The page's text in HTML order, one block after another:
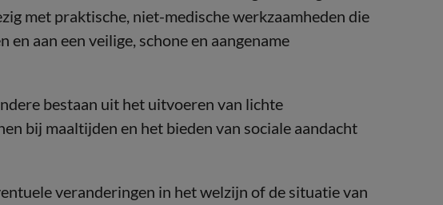
met praktische, niet-medische werkzaamheden die
aan een veilige, schone en aangename
bestaan uit het uitvoeren van lichte
bij maaltijden en het bieden van sociale aandacht
veranderingen in het welzijn of de situatie van